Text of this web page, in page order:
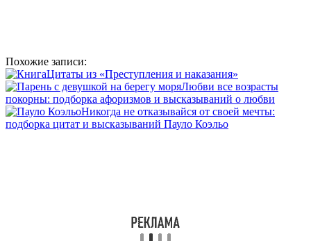
Похожие записи:
Цитаты из «Преступления и наказания»
Любви все возрасты
покорны: подборка афоризмов и высказываний о любви
Никогда не отказывайся от своей мечты:
подборка цитат и высказываний Пауло Коэльо